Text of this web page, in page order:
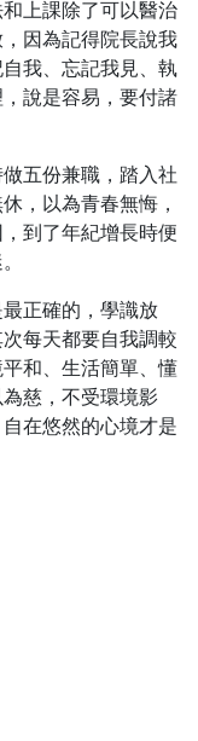
上課除了可以醫治
因為記得院長說我
我、忘記我見、執
說是容易，要付諸
五份兼職，踏入社
，以為青春無悔，
到了年紀增長時便
正確的，學識放
每天都要自我調較
和、生活簡單、懂
慈，不受環境影
在悠然的心境才是